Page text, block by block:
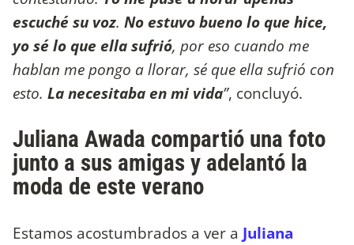
escuché su voz. No estuvo bueno lo que hice,
yo sé lo que ella sufrió, por eso cuando me
hablan me pongo a llorar, sé que ella sufrió con
esto. La necesitaba en mi vida”, concluyó.
Juliana Awada compartió una foto
junto a sus amigas y adelantó la
moda de este verano
Estamos acostumbrados a ver a Juliana